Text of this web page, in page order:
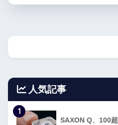
人気記事
1
SAXON Q、100